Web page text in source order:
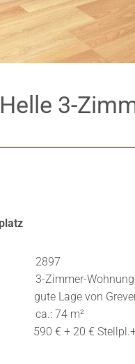
3-
2897
Wohnung
von
74 m²
+ 20 € Stellpl.+ 85